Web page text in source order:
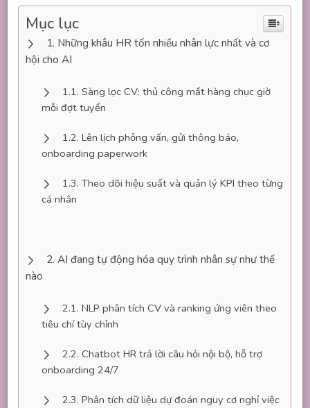
Mục lục
Những khâu HR tốn nhiều nhân lực nhất và cơ
hội cho AI
Sàng lọc CV: thủ công mất hàng chục giờ
mỗi đợt tuyển
Lên lịch phỏng vấn, gửi thông báo,
onboarding paperwork
Theo dõi hiệu suất và quản lý KPI theo từng
cá nhân
AI đang tự động hóa quy trình nhân sự như thế
nào
NLP phân tích CV và ranking ứng viên theo
tiêu chí tùy chỉnh
Chatbot HR trả lời câu hỏi nội bộ, hỗ trợ
onboarding 24/7
Phân tích dữ liệu dự đoán nguy cơ nghỉ việc